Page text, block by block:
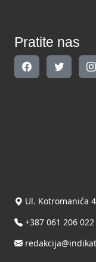
Pratite nas
Ul. Kotromanića
+387 061 206 022